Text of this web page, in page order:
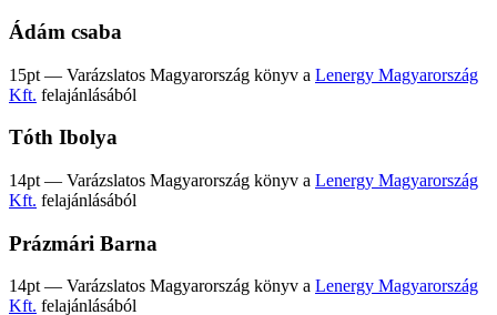
Ádám csaba
15pt — Varázslatos Magyarország könyv a Lenergy Magyarország
Kft. felajánlásából
Tóth Ibolya
14pt — Varázslatos Magyarország könyv a Lenergy Magyarország
Kft. felajánlásából
Prázmári Barna
14pt — Varázslatos Magyarország könyv a Lenergy Magyarország
Kft. felajánlásából